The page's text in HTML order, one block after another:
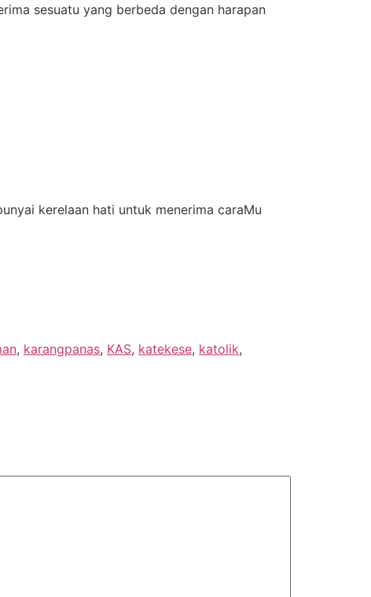
sesuatu yang berbeda dengan harapan
kerelaan hati untuk menerima caraMu
, karangpanas, KAS, katekese, katolik,